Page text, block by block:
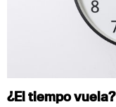
¿El tiempo vuela?